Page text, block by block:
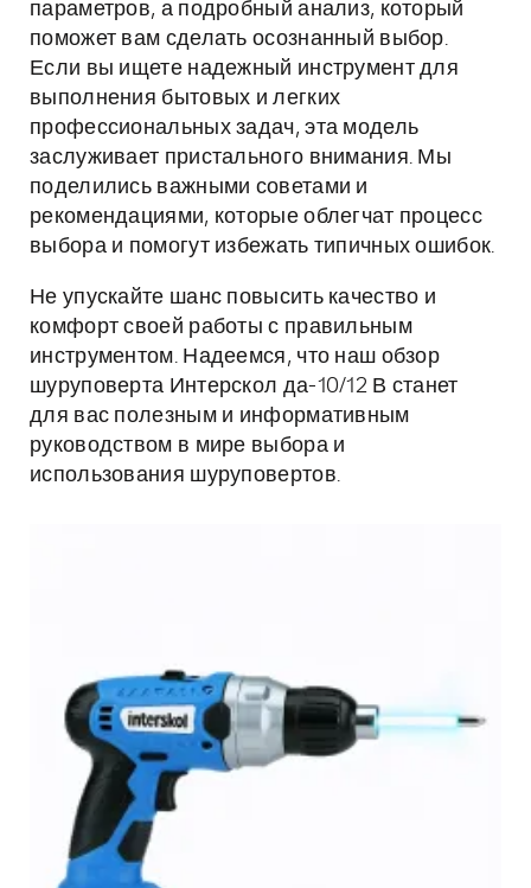
параметров, а подробный анализ, который
поможет вам сделать осознанный выбор.
Если вы ищете надежный инструмент для
выполнения бытовых и легких
профессиональных задач, эта модель
заслуживает пристального внимания. Мы
поделились важными советами и
рекомендациями, которые облегчат процесс
выбора и помогут избежать типичных ошибок.
Не упускайте шанс повысить качество и
комфорт своей работы с правильным
инструментом. Надеемся, что наш обзор
шуруповерта Интерскол да-10/12 В станет
для вас полезным и информативным
руководством в мире выбора и
использования шуруповертов.